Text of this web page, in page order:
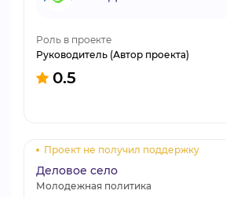
Роль в проекте
Руководитель (Автор проекта)
0.5
Проект не получил поддержку
Деловое село
Молодежная политика